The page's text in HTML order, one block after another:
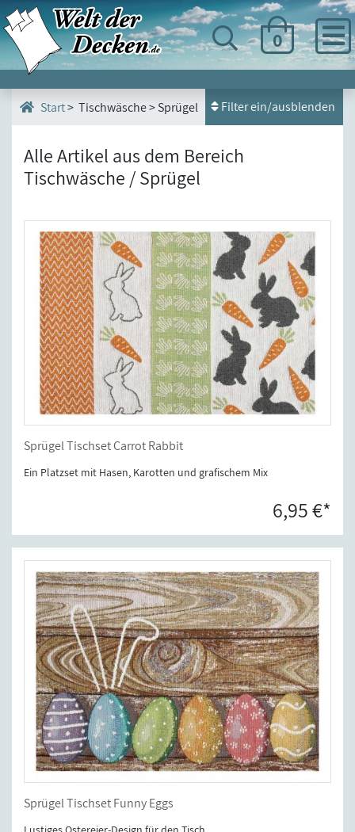
0
Start> Tischwäsche > Sprügel Filter ein/ausblenden
Alle Artikel aus dem Bereich
Tischwäsche / Sprügel
Sprügel Tischset Carrot Rabbit
Ein Platzset mit Hasen, Karotten und grafischem Mix
6,95 €*
Sprügel Tischset Funny Eggs